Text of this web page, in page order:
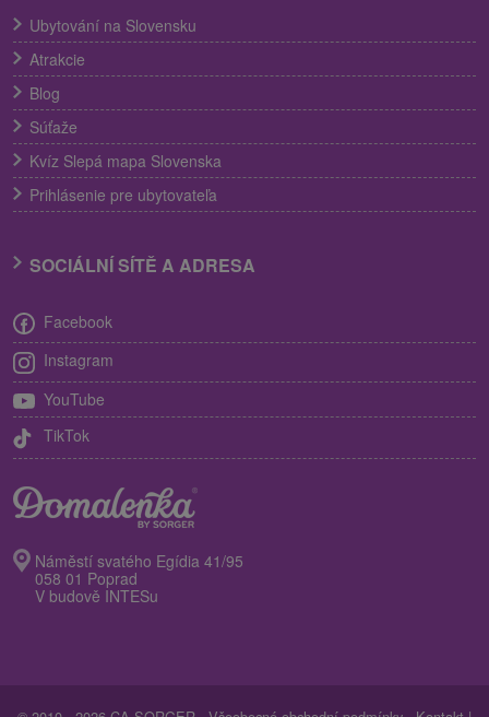
Ubytování na Slovensku
Atrakcie
Blog
Súťaže
Kvíz Slepá mapa Slovenska
Prihlásenie pre ubytovateľa
SOCIÁLNÍ SÍTĚ A ADRESA
Facebook
Instagram
YouTube
TikTok
Náměstí svatého Egídia 41/95
058 01 Poprad
V budově INTESu